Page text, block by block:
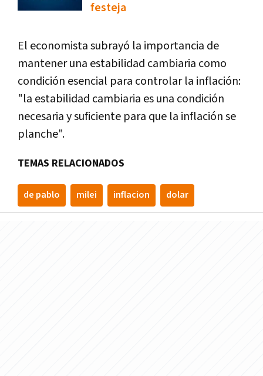
festeja
El economista subrayó la importancia de
mantener una estabilidad cambiaria como
condición esencial para controlar la inflación:
"la estabilidad cambiaria es una condición
necesaria y suficiente para que la inflación se
planche".
TEMAS RELACIONADOS
de pablo milei inflacion dolar